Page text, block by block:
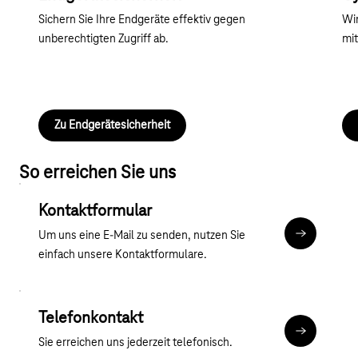
Sichern Sie Ihre Endgeräte effektiv gegen
unberechtigten Zugriff ab.
Zu Endgerätesicherheit
So erreichen Sie uns
Kontaktformular
Um uns eine E-Mail zu senden, nutzen Sie
einfach unsere Kontaktformulare.
Telefonkontakt
Sie erreichen uns jederzeit telefonisch. Mehr zum